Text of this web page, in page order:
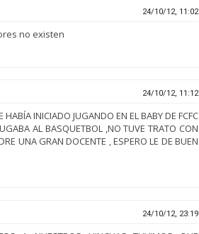
24/10/12, 11:02
no existen
24/10/12, 11:12
INICIADO JUGANDO EN EL BABY DE FCFC
AL BASQUETBOL ,NO TUVE TRATO CON
UNA GRAN DOCENTE , ESPERO LE DE BUEN
24/10/12, 23:19